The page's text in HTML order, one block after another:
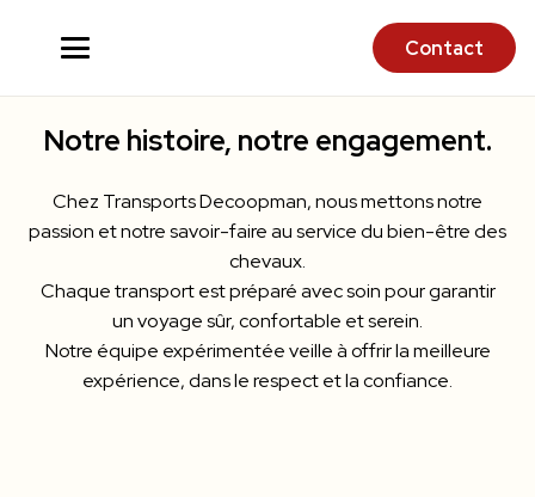
Contact
Notre histoire, notre engagement.
Chez Transports Decoopman, nous mettons notre
passion et notre savoir-faire au service du bien-être des
chevaux.
Chaque transport est préparé avec soin pour garantir
un voyage sûr, confortable et serein.
Notre équipe expérimentée veille à offrir la meilleure
expérience, dans le respect et la confiance.